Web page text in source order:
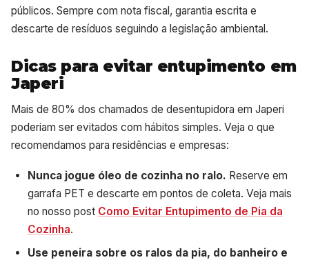
públicos. Sempre com nota fiscal, garantia escrita e
descarte de resíduos seguindo a legislação ambiental.
Dicas para evitar entupimento em
Japeri
Mais de 80% dos chamados de desentupidora em Japeri
poderiam ser evitados com hábitos simples. Veja o que
recomendamos para residências e empresas:
Nunca jogue óleo de cozinha no ralo. Reserve em
garrafa PET e descarte em pontos de coleta. Veja mais
no nosso post Como Evitar Entupimento de Pia da
Cozinha.
Use peneira sobre os ralos da pia, do banheiro e